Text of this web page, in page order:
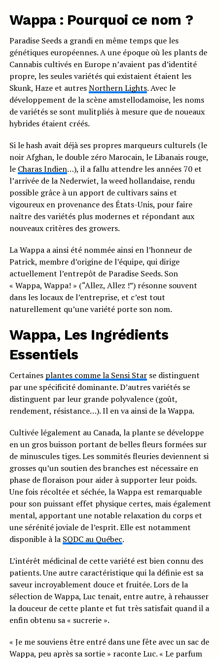
Wappa : Pourquoi ce nom ?
Paradise Seeds a grandi en même temps que les
génétiques européennes. A une époque où les plants de
Cannabis cultivés en Europe n’avaient pas d’identité
propre, les seules variétés qui existaient étaient les
Skunk, Haze et autresNorthern Lights. Avec le
développement de la scène amstellodamoise, les noms
de variétés se sont mulitpliés à mesure que de noueaux
hybrides étaient créés.
Si le hash avait déjà ses propres marqueurs culturels (le
noir Afghan, le double zéro Marocain, le Libanais rouge,
le Charas Indien…), il a fallu attendre les années 70 et
l’arrivée de la Nederwiet, la weed hollandaise, rendu
possible grâce à un apport de cultivars sains et
vigoureux en provenance des États-Unis, pour faire
naître des variétés plus modernes et répondant aux
nouveaux critères des growers.
La Wappa a ainsi été nommée ainsi en l’honneur de
Patrick, membre d’origine de l’équipe, qui dirige
actuellement l’entrepôt de Paradise Seeds. Son
« Wappa, Wappa! » (“Allez, Allez !”) résonne souvent
dans les locaux de l’entreprise, et c’est tout
naturellement qu’une variété porte son nom.
Wappa, Les Ingrédients
Essentiels
Certaines plantes comme la Sensi Starse distinguent
par une spécificité dominante. D’autres variétés se
distinguent par leur grande polyvalence (goût,
rendement, résistance…). Il en va ainsi de la Wappa.
Cultivée légalement au Canada, la plante se développe
en un gros buisson portant de belles fleurs formées sur
de minuscules tiges. Les sommités fleuries deviennent si
grosses qu’un soutien des branches est nécessaire en
phase de floraison pour aider à supporter leur poids.
Une fois récoltée et séchée, la Wappa est remarquable
pour son puissant effet physique certes, mais également
mental, apportant une notable relaxation du corps et
une sérénité joviale de l’esprit. Elle est notamment
disponible à la SQDC au Québec.
L’intérêt médicinal de cette variété est bien connu des
patients. Une autre caractéristique qui la définie est sa
saveur incroyablement douce et fruitée. Lors de la
sélection de Wappa, Luc tenait, entre autre, à rehausser
la douceur de cette plante et fut très satisfait quand il a
enfin obtenu sa « sucrerie ».
« Je me souviens être entré dans une fête avec un sac de
Wappa, peu après sa sortie » raconte Luc. « Le parfum